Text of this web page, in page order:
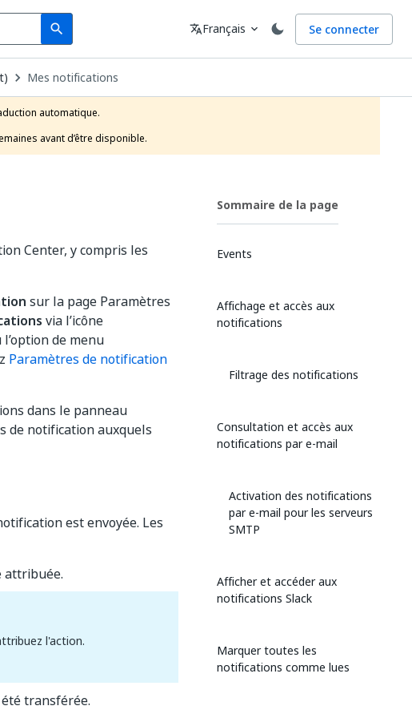
search
Search Langue
translateFrançais expand_more Se connecter
Mes notifications
automatique.
avant d’être disponible.
Center, y compris les
sur la page Paramètres
via l’icône
l’option de menu
Paramètres de notification
dans le panneau
de notification auxquels
est envoyée. Les
attribuée.
l'action.
transférée.
Sommaire de la page
Events
Affichage et accès aux
notifications
Filtrage des notifications
Consultation et accès aux
notifications par e-mail
Activation des notifications
par e-mail pour les serveurs
SMTP
Afficher et accéder aux
notifications Slack
Marquer toutes les
notifications comme lues